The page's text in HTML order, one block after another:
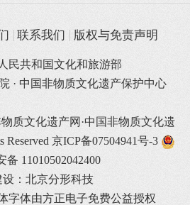
联系我们 版权与免责声明
民共和国文化和旅游部
· 中国非物质文化遗产保护中心
质文化遗产网·中国非物质文化遗
京ICP备07504941号-3
备 11010502042400
设：北京分形科技
字体由方正电子免费公益授权